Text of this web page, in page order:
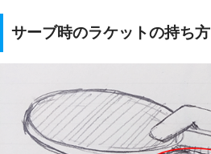
サーブ時のラケットの持ち方